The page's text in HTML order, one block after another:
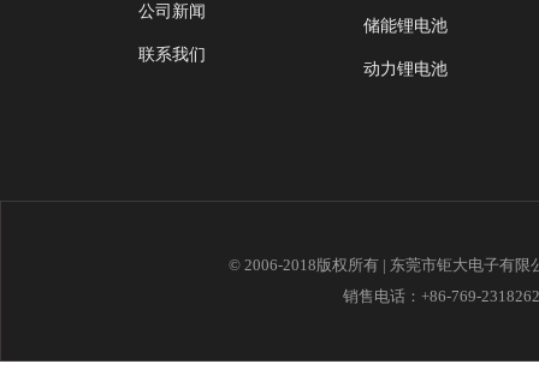
公司新闻
联系我们
储能锂电池
动力锂电池
© 2006-2018版权所有 | 东莞市钜大电子有
销售电话：+86-769-